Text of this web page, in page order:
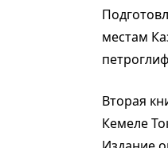
местам
Вторая
Кемеле